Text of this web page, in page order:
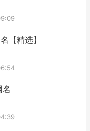
【精选】